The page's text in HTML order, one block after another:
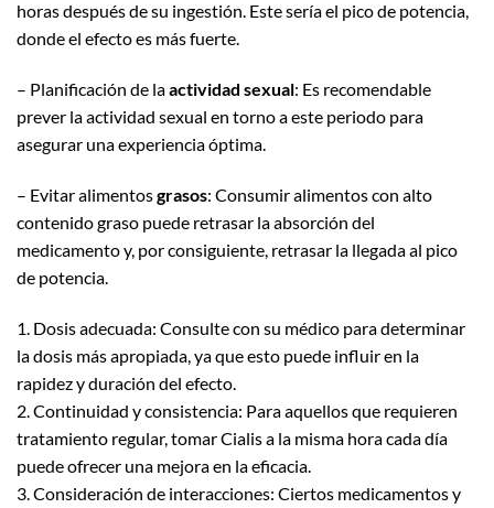
horas después de su ingestión. Este sería el pico de potencia,
donde el efecto es más fuerte.
– Planificación de laactividad sexual: Es recomendable
prever la actividad sexual en torno a este periodo para
asegurar una experiencia óptima.
– Evitar alimentosgrasos: Consumir alimentos con alto
contenido graso puede retrasar la absorción del
medicamento y, por consiguiente, retrasar la llegada al pico
de potencia.
1. Dosis adecuada: Consulte con su médico para determinar
la dosis más apropiada, ya que esto puede influir en la
rapidez y duración del efecto.
2. Continuidad y consistencia: Para aquellos que requieren
tratamiento regular, tomar Cialis a la misma hora cada día
puede ofrecer una mejora en la eficacia.
3. Consideración de interacciones: Ciertos medicamentos y